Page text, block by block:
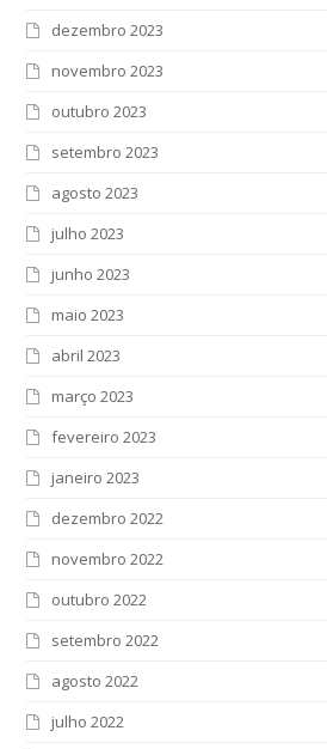
dezembro 2023
novembro 2023
outubro 2023
setembro 2023
agosto 2023
julho 2023
junho 2023
maio 2023
abril 2023
março 2023
fevereiro 2023
janeiro 2023
dezembro 2022
novembro 2022
outubro 2022
setembro 2022
agosto 2022
julho 2022